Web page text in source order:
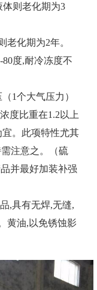
体则老化期为3
老化期为2年。
度,耐冷冻度不
1个大气压力）
度比重在1.2以上
。此项特性尤其
注意之。（硫
并最好加装补强
,具有无焊,无缝,
黄油,以免锈蚀影